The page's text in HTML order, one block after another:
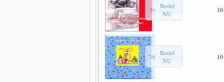
Bestel
NU
10
Bestel
NU
10